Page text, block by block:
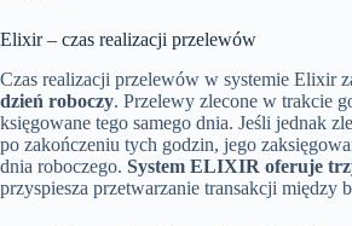
Elixir – czas realizacji przelewów
Czas realizacji przelewów w systemie Elixir
dzień roboczy. Przelewy zlecone w trakcie
księgowane tego samego dnia. Jeśli jednak
po zakończeniu tych godzin, jego
dnia roboczego. System ELIXIR oferuje
przyspiesza przetwarzanie transakcji między